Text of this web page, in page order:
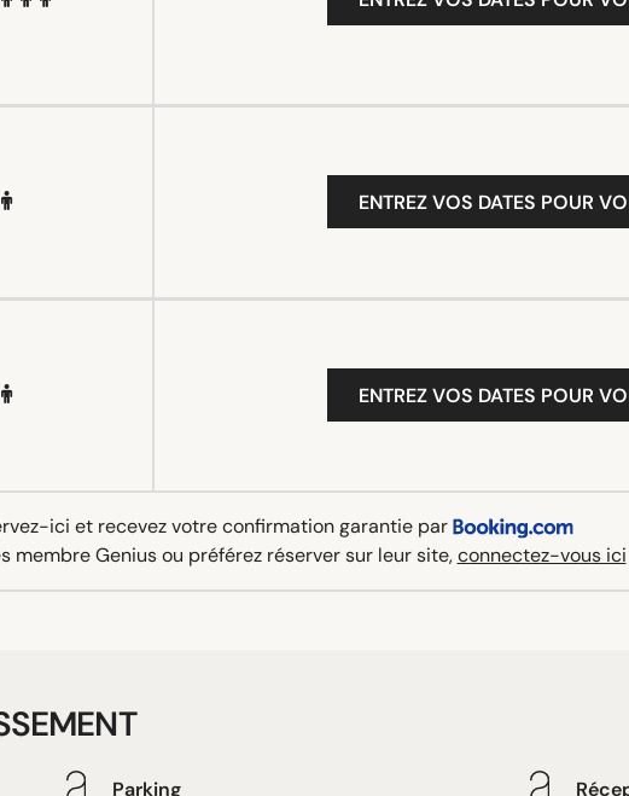
ENTREZ VOS DATES POUR
ENTREZ VOS DATES POUR
ici et recevez votre confirmation garantie par
membre Genius ou préférez réserver sur leur site,connectez-vous ici
Parking